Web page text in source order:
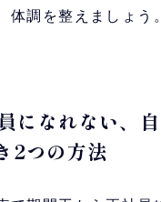
体調を整えましょう。
になれない、
2つの方法